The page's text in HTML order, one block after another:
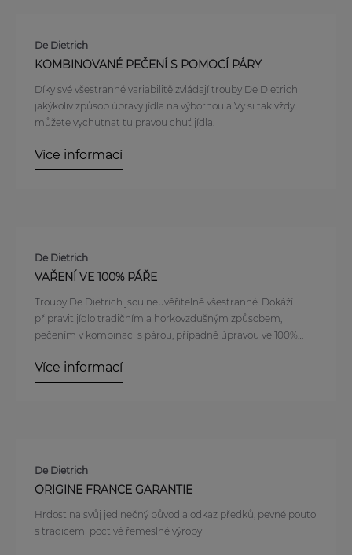
De Dietrich
KOMBINOVANÉ PEČENÍ S POMOCÍ PÁRY
Díky své všestranné variabilitě zvládají trouby De Dietrich
jakýkoliv způsob úpravy jídla na výbornou a Vy si tak vždy
můžete vychutnat tu pravou chuť jídla.
Více informací
De Dietrich
VAŘENÍ VE 100% PÁŘE
Trouby De Dietrich jsou neuvěřitelně všestranné. Dokáží
připravit jídlo tradičním a horkovzdušným způsobem,
pečením v kombinaci s párou, případně úpravou ve 100%
Více informací
De Dietrich
ORIGINE FRANCE GARANTIE
Hrdost na svůj jedinečný původ a odkaz předků, pevné pouto
s tradicemi poctivé řemeslné výroby